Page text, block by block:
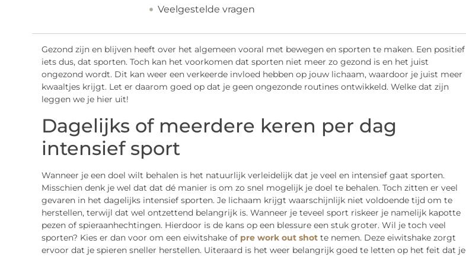
Veelgestelde vragen
Gezond zijn en blijven heeft over het algemeen vooral met bewegen en sporten te maken. Een positief
iets dus, dat sporten. Toch kan het voorkomen dat sporten niet meer zo gezond is en het juist
ongezond wordt. Dit kan weer een verkeerde invloed hebben op jouw lichaam, waardoor je juist meer
kwaaltjes krijgt. Let er daarom goed op dat je geen ongezonde routines ontwikkeld. Welke dat zijn
leggen we je hier uit!
Dagelijks of meerdere keren per dag
intensief sport
Wanneer je een doel wilt behalen is het natuurlijk verleidelijk dat je veel en intensief gaat sporten.
Misschien denk je wel dat dat dé manier is om zo snel mogelijk je doel te behalen. Toch zitten er veel
gevaren in het dagelijks intensief sporten. Je lichaam krijgt waarschijnlijk niet voldoende tijd om te
herstellen, terwijl dat wel ontzettend belangrijk is. Wanneer je teveel sport riskeer je namelijk kapotte
pezen of spieraanhechtingen. Hierdoor is de kans op een blessure een stuk groter. Wil je toch veel
sporten? Kies er dan voor om een eiwitshake of pre work out shot te nemen. Deze eiwitshake zorgt
ervoor dat je spieren sneller herstellen. Uiteraard is het weer belangrijk goed te letten op het feit dat je